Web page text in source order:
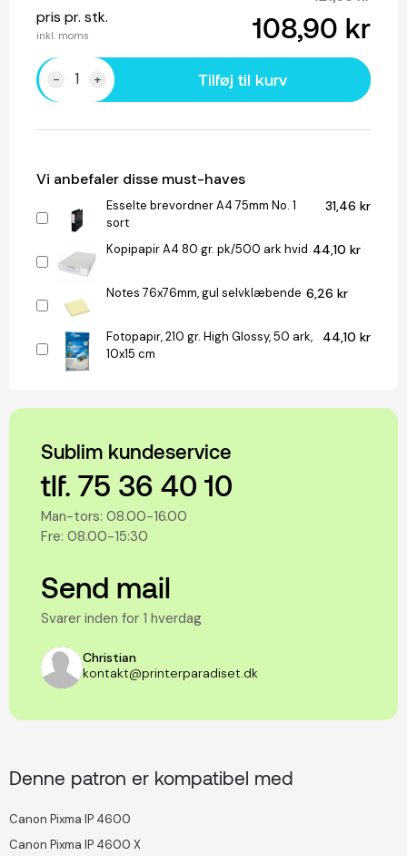
pris pr. stk.
inkl. moms 108,90 kr
- + Tilføj til kurv
Vi anbefaler disse must-haves
Esselte brevordner A4 75mm No. 1
sort
31,46 kr
Kopipapir A4 80 gr. pk/500 ark hvid 44,10 kr
Notes 76x76mm, gul selvklæbende 6,26 kr
Fotopapir, 210 gr. High Glossy, 50 ark,
10x15 cm
44,10 kr
Sublim kundeservice
tlf. 75 36 40 10
Man-tors: 08.00-16.00
Fre: 08.00-15:30
Send mail
Svarer inden for 1 hverdag
Christian
kontakt@printerparadiset.dk
Denne patron er kompatibel med
Canon Pixma IP 4600
Canon Pixma IP 4600 X